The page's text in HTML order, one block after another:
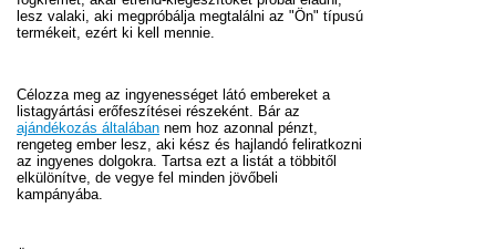
lesz valaki, aki megpróbálja megtalálni az "Ön" típusú
termékeit, ezért ki kell mennie.
Célozza meg az ingyenességet látó embereket a
listagyártási erőfeszítései részeként. Bár az
ajándékozás általában nem hoz azonnal pénzt,
rengeteg ember lesz, aki kész és hajlandó feliratkozni
az ingyenes dolgokra. Tartsa ezt a listát a többitől
elkülönítve, de vegye fel minden jövőbeli
kampányába.